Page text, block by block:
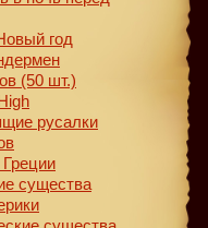
год
(50 шт.)
русалки
существа